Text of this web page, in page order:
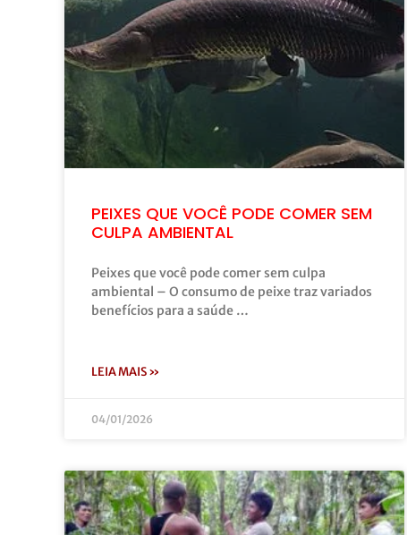
PEIXES QUE VOCÊ PODE COMER SEM
CULPA AMBIENTAL
Peixes que você pode comer sem culpa
ambiental – O consumo de peixe traz variados
benefícios para a saúde …
LEIA MAIS »
04/01/2026